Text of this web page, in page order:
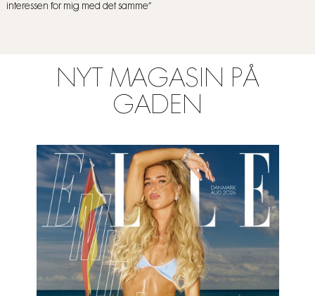
interessen for mig med det samme”
NYT MAGASIN PÅ
GADEN